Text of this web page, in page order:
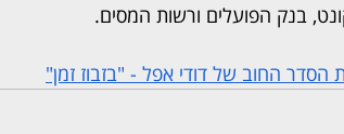
בנק הפועלים ורשות המסים.
החוב של דודי אפל - "בזבוז זמן"